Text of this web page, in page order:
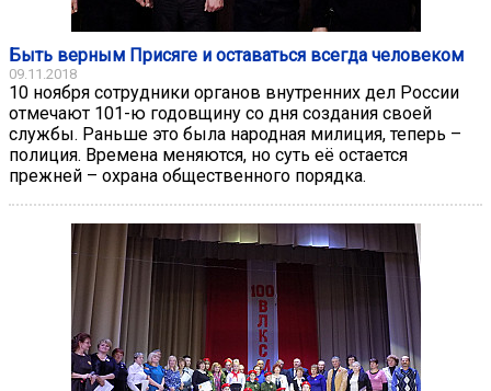
Быть верным Присяге и оставаться всегда человеком
09.11.2018
10 ноября сотрудники органов внутренних дел России
отмечают 101-ю годовщину со дня создания своей
службы. Раньше это была народная милиция, теперь –
полиция. Времена меняются, но суть её остается
прежней – охрана общественного порядка.